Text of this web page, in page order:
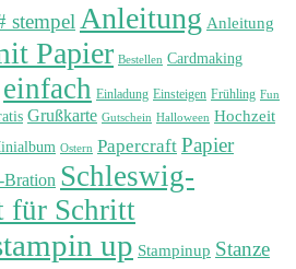
stempelAnleitung Anleitung
Papier Bestellen Cardmaking
einfach Einladung Einsteigen Frühling Fun
Grußkarte Gutschein Halloween Hochzeit
Ostern Papercraft Papier
Bration Schleswig-
für Schritt
up Stampinup Stanze